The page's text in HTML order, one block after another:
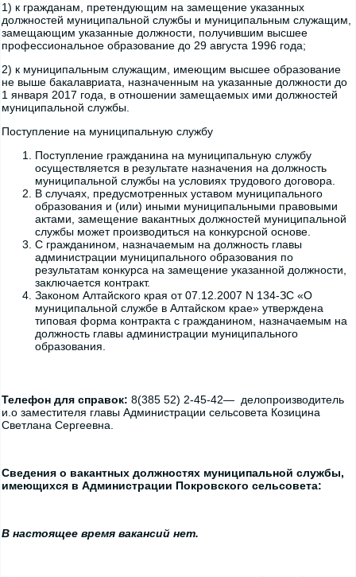
1) к гражданам, претендующим на замещение указанных
должностей муниципальной службы и муниципальным служащим,
замещающим указанные должности, получившим высшее
профессиональное образование до 29 августа 1996 года;
2) к муниципальным служащим, имеющим высшее образование
не выше бакалавриата, назначенным на указанные должности до
1 января 2017 года, в отношении замещаемых ими должностей
муниципальной службы.
Поступление на муниципальную службу
Поступление гражданина на муниципальную службу
осуществляется в результате назначения на должность
муниципальной службы на условиях трудового договора.
В случаях, предусмотренных уставом муниципального
образования и (или) иными муниципальными правовыми
актами, замещение вакантных должностей муниципальной
службы может производиться на конкурсной основе.
С гражданином, назначаемым на должность главы
администрации муниципального образования по
результатам конкурса на замещение указанной должности,
заключается контракт.
Законом Алтайского края от 07.12.2007 N 134-ЗС «О
муниципальной службе в Алтайском крае» утверждена
типовая форма контракта с гражданином, назначаемым на
должность главы администрации муниципального
образования.
Телефон для справок: 8(385 52) 2-45-42— делопроизводитель
и.о заместителя главы Администрации сельсовета Козицина
Светлана Сергеевна.
Сведения о вакантных должностях муниципальной службы,
имеющихся в Администрации Покровского сельсовета:
В настоящее время вакансий нет.